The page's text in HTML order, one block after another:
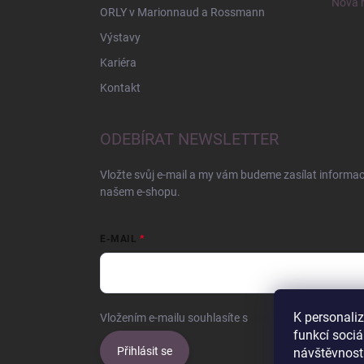
K
funkcí
ORLY v Marionnaud a Rossmann
Výstavy
Kariéra
Kontakt
ODEBÍRAT NEWSLETTER
Vložte svůj e-mail a my vám budeme zasílat
našem e-shopu.
E-MAIL
Vložením e-mailu souhlasíte s podmínkami ochrany
Přihlásit se